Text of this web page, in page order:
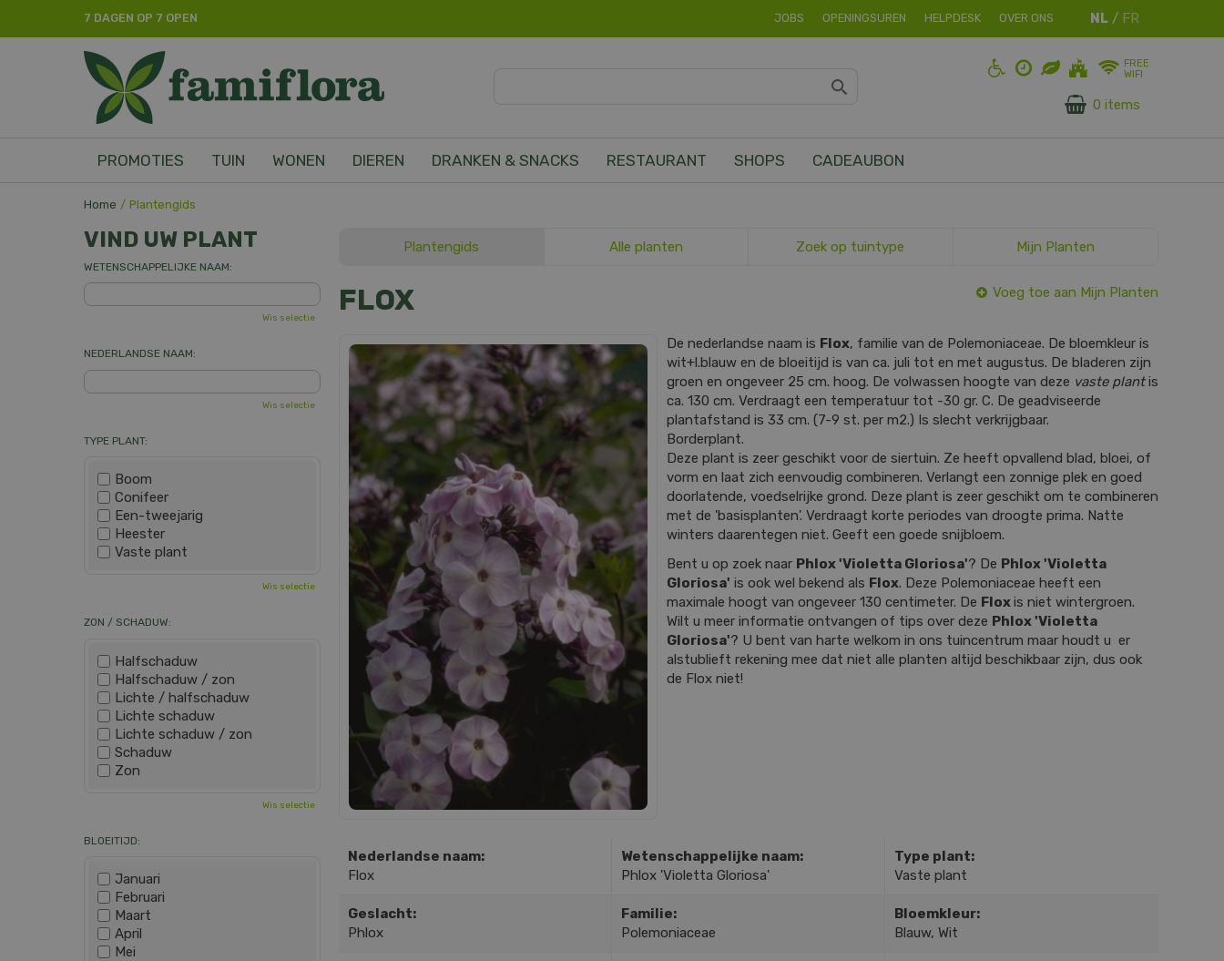
Home Plantengids
7 DAGEN OP 7 OPEN JOBS OPENINGSUREN HELPDESK OVER ONS
FREE
WIFI
0 items
PROMOTIES TUIN WONEN DIEREN DRANKEN & SNACKS RESTAURANT SHOPS CADEAUBON
Plantengids Alle planten Zoek op tuintype Mijn Planten
FLOX Voeg toe aan Mijn Planten
De nederlandse naam is Flox, familie van de Polemoniaceae. De bloemkleur is
wit+l.blauw en de bloeitijd is van ca. juli tot en met augustus. De bladeren zijn
groen en ongeveer 25 cm. hoog. De volwassen hoogte van deze vaste plantis
ca. 130 cm. Verdraagt een temperatuur tot -30 gr. C. De geadviseerde
plantafstand is 33 cm. (7-9 st. per m2.) Is slecht verkrijgbaar.
Borderplant.
Deze plant is zeer geschikt voor de siertuin. Ze heeft opvallend blad, bloei, of
vorm en laat zich eenvoudig combineren. Verlangt een zonnige plek en goed
doorlatende, voedselrijke grond. Deze plant is zeer geschikt om te combineren
met de 'basisplanten'. Verdraagt korte periodes van droogte prima. Natte
winters daarentegen niet. Geeft een goede snijbloem.
Bent u op zoek naar Phlox 'Violetta Gloriosa'? De Phlox 'Violetta
Gloriosa' is ook wel bekend als Flox. Deze Polemoniaceae heeft een
maximale hoogt van ongeveer 130 centimeter. De Floxis niet wintergroen.
Wilt u meer informatie ontvangen of tips over deze Phlox 'Violetta
Gloriosa'? U bent van harte welkom in ons tuincentrum maar houdt u er
alstublieft rekening mee dat niet alle planten altijd beschikbaar zijn, dus ook
de Flox niet!
Nederlandse naam:
Flox
Wetenschappelijke naam:
Phlox 'Violetta Gloriosa'
Type plant:
Vaste plant
Geslacht:
Phlox
Familie:
Polemoniaceae
Bloemkleur:
Blauw, Wit
VIND UW PLANT
WETENSCHAPPELIJKE NAAM:
Wis selectie
NEDERLANDSE NAAM:
Wis selectie
TYPE PLANT:
Boom
Conifeer
Een-tweejarig
Heester
Vaste plant
Wis selectie
ZON / SCHADUW:
Halfschaduw
Halfschaduw / zon
Lichte / halfschaduw
Lichte schaduw
Lichte schaduw / zon
Schaduw
Zon
Wis selectie
BLOEITIJD:
Januari
Februari
Maart
April
Mei